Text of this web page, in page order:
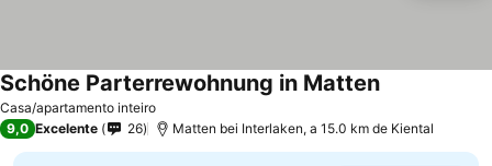
Casa/apartamento inteiro
Schöne Parterrewohnung in Matten
9,0 Excelente 26 Matten bei Interlaken, a 15.0 km de Kiental